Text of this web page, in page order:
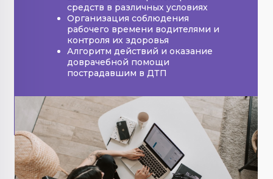
средств в различных условиях
Организация соблюдения
рабочего времени водителями и
контроля их здоровья
Алгоритм действий и оказание
доврачебной помощи
пострадавшим в ДТП